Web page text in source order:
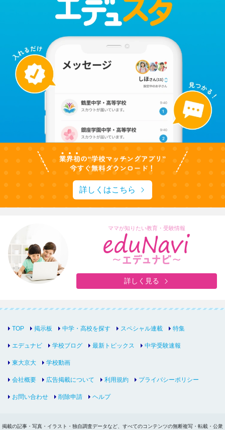
詳しくはこちら
ママが知りたい教育・受験情報
詳しく見る
TOP 掲示板 中学・高校を探す スペシャル連載 特集
エデュナビ 学校ブログ 最新トピックス 中学受験速報
東大京大 学校動画
会社概要 広告掲載について 利用規約 プライバシーポリシー
お問い合わせ 削除申請 ヘルプ
掲載の記事・写真・イラスト・独自調査データなど、すべてのコンテンツの無断複写・転載・公衆